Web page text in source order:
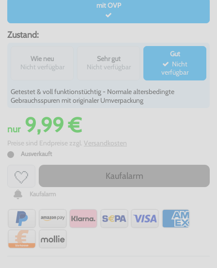
mit OVP
Zustand:
Wie neu
Nicht verfügbar
Sehr gut
Nicht verfügbar
Gut
verfügbar
Getestet & voll funktionstüchtig - Normale altersbedingte
Gebrauchsspuren mit originaler Umverpackung
nur9,99 €
Preise sind Endpreise zzgl. Versandkosten
Ausverkauft
Kaufalarm
Kaufalarm